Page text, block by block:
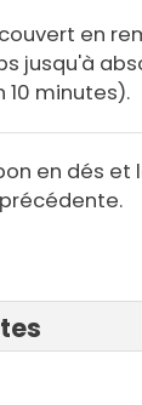
en
jusqu'à
10 minutes).
en dés et